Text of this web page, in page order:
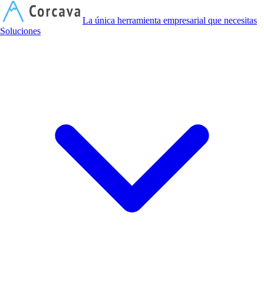
La única herramienta empresarial que necesitas
Soluciones